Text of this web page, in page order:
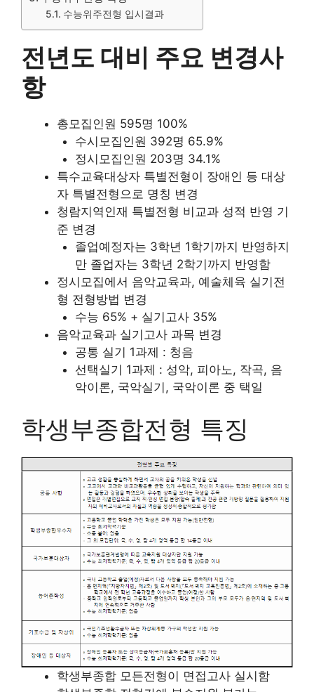
수능위주전형 입시결과
전년도 대비 주요 변경사
항
총모집인원 595명 100%
수시모집인원 392명 65.9%
정시모집인원 203명 34.1%
특수교육대상자 특별전형이 장애인 등 대상
자 특별전형으로 명칭 변경
청람지역인재 특별전형 비교과 성적 반영 기
준 변경
졸업예정자는 3학년 1학기까지 반영하지
만 졸업자는 3학년 2학기까지 반영함
정시모집에서 음악교육과, 예술체육 실기전
형 전형방법 변경
수능 65% + 실기고사 35%
음악교육과 실기고사 과목 변경
공통 실기 1과제 : 청음
선택실기 1과제 : 성악, 피아노, 작곡, 음
악이론, 국악실기, 국악이론 중 택일
학생부종합전형 특징
학생부종합 모든전형이 면접고사 실시함